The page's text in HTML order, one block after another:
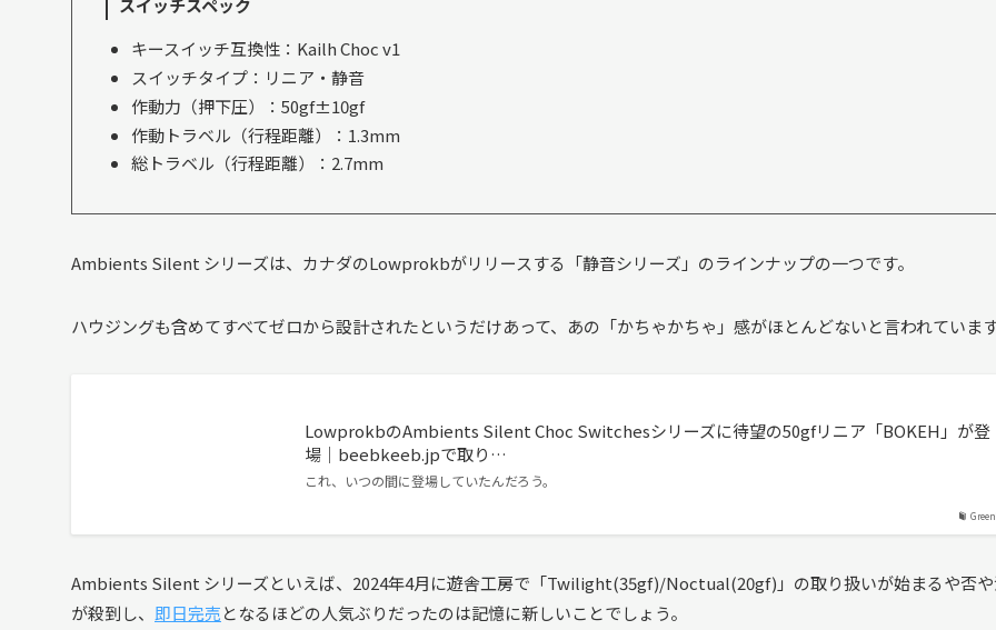
スイッチスペック
キースイッチ互換性：Kailh Choc v1
スイッチタイプ：リニア・静音
作動力（押下圧）：50gf±10gf
作動トラベル（行程距離）：1.3mm
総トラベル（行程距離）：2.7mm
Ambients Silent シリーズは、カナダのLowprokbがリリースする「静音シリーズ」のラインナップの一つです。
ハウジングも含めてすべてゼロから設計されたというだけあって、あの「かちゃかちゃ」感がほとんどないと言われています
LowprokbのAmbients Silent Choc Switchesシリーズに待望の50gfリニア「BOKEH」が登
場｜beebkeeb.jpで取り…
これ、いつの間に登場していたんだろう。
Ambients Silent シリーズといえば、2024年4月に遊舎工房で「Twilight(35gf)/Noctual(20gf)」の取り扱いが始まるや否
が殺到し、 即日完売となるほどの人気ぶりだったのは記憶に新しいことでしょう。